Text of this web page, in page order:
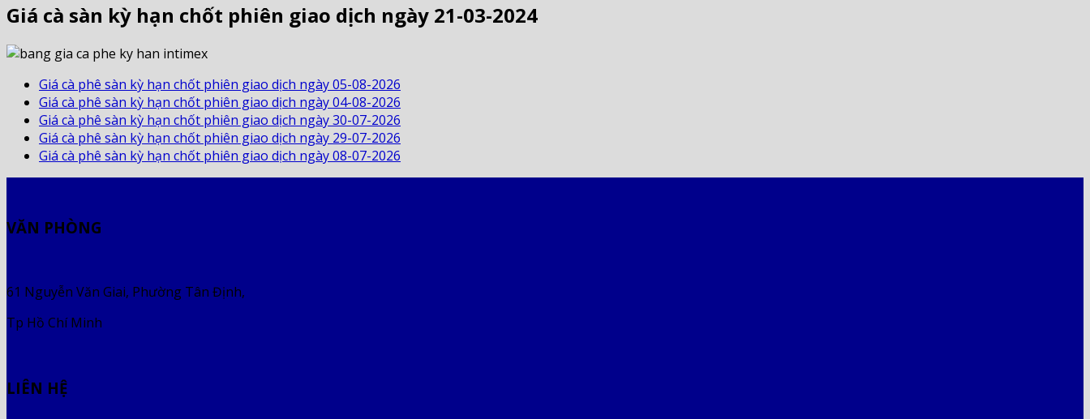
Giá cà sàn kỳ hạn chốt phiên giao dịch ngày 21-03-2024
Giá cà phê sàn kỳ hạn chốt phiên giao dịch ngày 05-08-2026
Giá cà phê sàn kỳ hạn chốt phiên giao dịch ngày 04-08-2026
Giá cà phê sàn kỳ hạn chốt phiên giao dịch ngày 30-07-2026
Giá cà phê sàn kỳ hạn chốt phiên giao dịch ngày 29-07-2026
Giá cà phê sàn kỳ hạn chốt phiên giao dịch ngày 08-07-2026
VĂN PHÒNG
61 Nguyễn Văn Giai, Phường Tân Định,
Tp Hồ Chí Minh
LIÊN HỆ